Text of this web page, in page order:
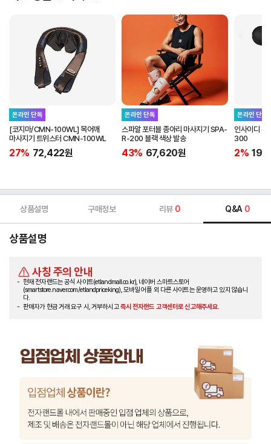
온라인 단독
[코지마/CMN-100WL] 목어깨
마사지기 트위스터 CMN-100WL
27% 72,422원
온라인 단독
스파알 포터블 종아리 마사지기 SPA-
R-200 블랙 색상 발송
43% 67,620원
온라인 단독
인사이디 무
300
2%
상품설명 구매정보 리뷰 0 Q&A 0
상품설명
사칭 주의 안내
현재 전자랜드는 공식 사이트(etlandmall.co.kr), 네이버 스마트스토어
(smartstore.naver.com/etlandpriceking), 모바일 어플 외 다른 사이트는 운영하고 있지 않습니
다.
판매자가 현금 거래 요구 시, 거부하시고즉시 전자랜드 고객센터로 신고해주세요.